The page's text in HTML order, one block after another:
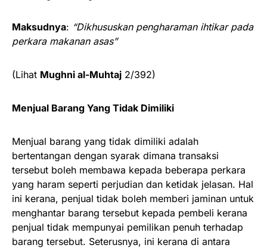
Maksudnya: “Dikhususkan pengharaman ihtikar pada
perkara makanan asas”
(Lihat Mughni al-Muhtaj 2/392)
Menjual Barang Yang Tidak Dimiliki
Menjual barang yang tidak dimiliki adalah
bertentangan dengan syarak dimana transaksi
tersebut boleh membawa kepada beberapa perkara
yang haram seperti perjudian dan ketidak jelasan. Hal
ini kerana, penjual tidak boleh memberi jaminan untuk
menghantar barang tersebut kepada pembeli kerana
penjual tidak mempunyai pemilikan penuh terhadap
barang tersebut. Seterusnya, ini kerana di antara